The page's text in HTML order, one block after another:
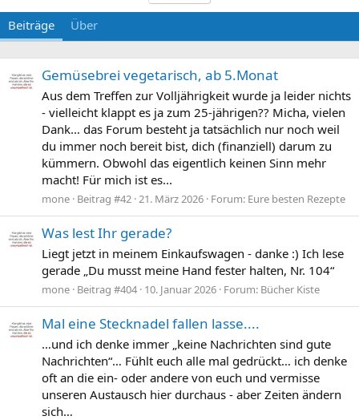
Beiträge Über
Gemüsebrei vegetarisch, ab 5.Monat
Aus dem Treffen zur Volljährigkeit wurde ja leider nichts
- vielleicht klappt es ja zum 25-jährigen?? Micha, vielen
Dank… das Forum besteht ja tatsächlich nur noch weil
du immer noch bereit bist, dich (finanziell) darum zu
kümmern. Obwohl das eigentlich keinen Sinn mehr
macht! Für mich ist es...
mone Beitrag #42 21. März 2026 Forum: Eure besten Rezepte
Was lest Ihr gerade?
Liegt jetzt in meinem Einkaufswagen - danke :) Ich lese
gerade „Du musst meine Hand fester halten, Nr. 104“
mone Beitrag #404 10. Januar 2026 Forum: Bücher Kiste
Mal eine Stecknadel fallen lasse....
…und ich denke immer „keine Nachrichten sind gute
Nachrichten“… Fühlt euch alle mal gedrückt… ich denke
oft an die ein- oder andere von euch und vermisse
unseren Austausch hier durchaus - aber Zeiten ändern
sich…